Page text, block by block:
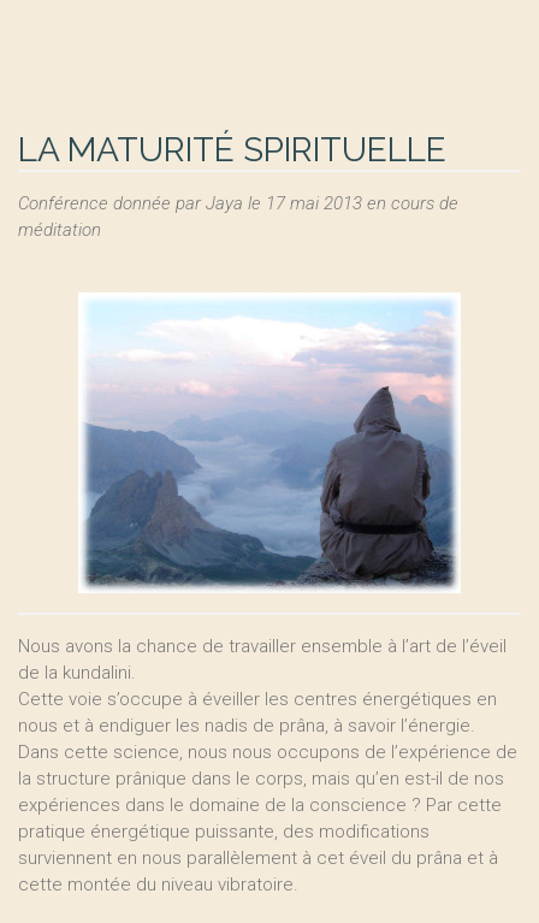
LA MATURITÉ SPIRITUELLE
Conférence donnée par Jaya le 17 mai 2013 en cours de
méditation
Nous avons la chance de travailler ensemble à l’art de l’éveil
de la kundalini.
Cette voie s’occupe à éveiller les centres énergétiques en
nous et à endiguer les nadis de prâna, à savoir l’énergie.
Dans cette science, nous nous occupons de l’expérience de
la structure prânique dans le corps, mais qu’en est-il de nos
expériences dans le domaine de la conscience ? Par cette
pratique énergétique puissante, des modifications
surviennent en nous parallèlement à cet éveil du prâna et à
cette montée du niveau vibratoire.